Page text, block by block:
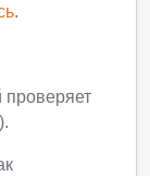
.
проверяет